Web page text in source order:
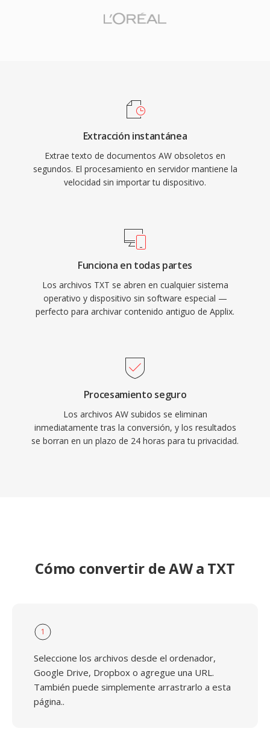
Extracción instantánea
Extrae texto de documentos AW obsoletos en
segundos. El procesamiento en servidor mantiene la
velocidad sin importar tu dispositivo.
Funciona en todas partes
Los archivos TXT se abren en cualquier sistema
operativo y dispositivo sin software especial —
perfecto para archivar contenido antiguo de Applix.
Procesamiento seguro
Los archivos AW subidos se eliminan
inmediatamente tras la conversión, y los resultados
se borran en un plazo de 24 horas para tu privacidad.
Cómo convertir de AW a TXT
1
Seleccione los archivos desde el ordenador,
Google Drive, Dropbox o agregue una URL.
También puede simplemente arrastrarlo a esta
página..